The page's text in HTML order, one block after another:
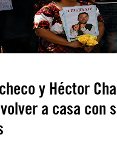
y Héctor
a casa con